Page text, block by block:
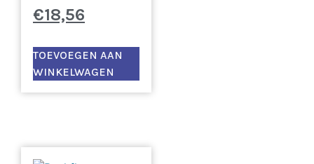
€18,56
TOEVOEGEN AAN
WINKELWAGEN